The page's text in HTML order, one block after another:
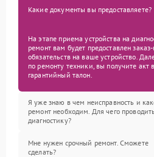
Какие документы вы предоставляете?
На этапе приема устройства на
ремонт вам будет предоставлен
обязательств на ваше устройство.
по ремонту техники, вы получите акт
гарантийный талон.
Я уже знаю в чем неисправность и
ремонт необходим. Для чего проводить
диагностику?
Мне нужен срочный ремонт. Сможете
сделать?